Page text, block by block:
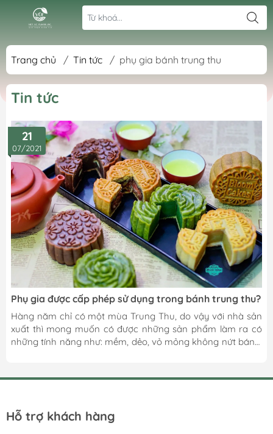
Trang chủ / Tin tức / phụ gia bánh trung thu
Tin tức
21
07/2021
Phụ gia được cấp phép sử dụng trong bánh trung thu?
Hàng năm chỉ có một mùa Trung Thu, do vậy với nhà sản
xuất thì mong muốn có được những sản phẩm làm ra có
những tính năng như: mềm, dẻo, vỏ mỏng không nứt bánh,
TRUNG THU đầy đủ hương – vị hoàn hảo bạn phải cần
các loại phụ gia, bảo quản,...
Hỗ trợ khách hàng